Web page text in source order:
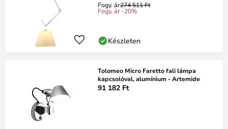
Fogy. ár274 511 Ft
Fogy. ár -20%
Készleten
Tolomeo Micro Faretto fali lámpa
kapcsolóval, alumínium - Artemide
91 182 Ft